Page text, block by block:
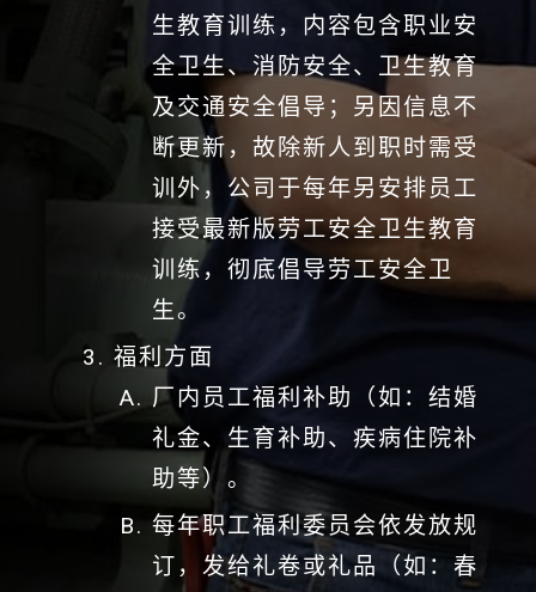
生教育训练，内容包含职业安
全卫生、消防安全、卫生教育
及交通安全倡导；另因信息不
断更新，故除新人到职时需受
训外，公司于每年另安排员工
接受最新版劳工安全卫生教育
训练，彻底倡导劳工安全卫
生。
福利方面
厂内员工福利补助（如：结婚
礼金、生育补助、疾病住院补
助等）。
每年职工福利委员会依发放规
订，发给礼卷或礼品（如：春